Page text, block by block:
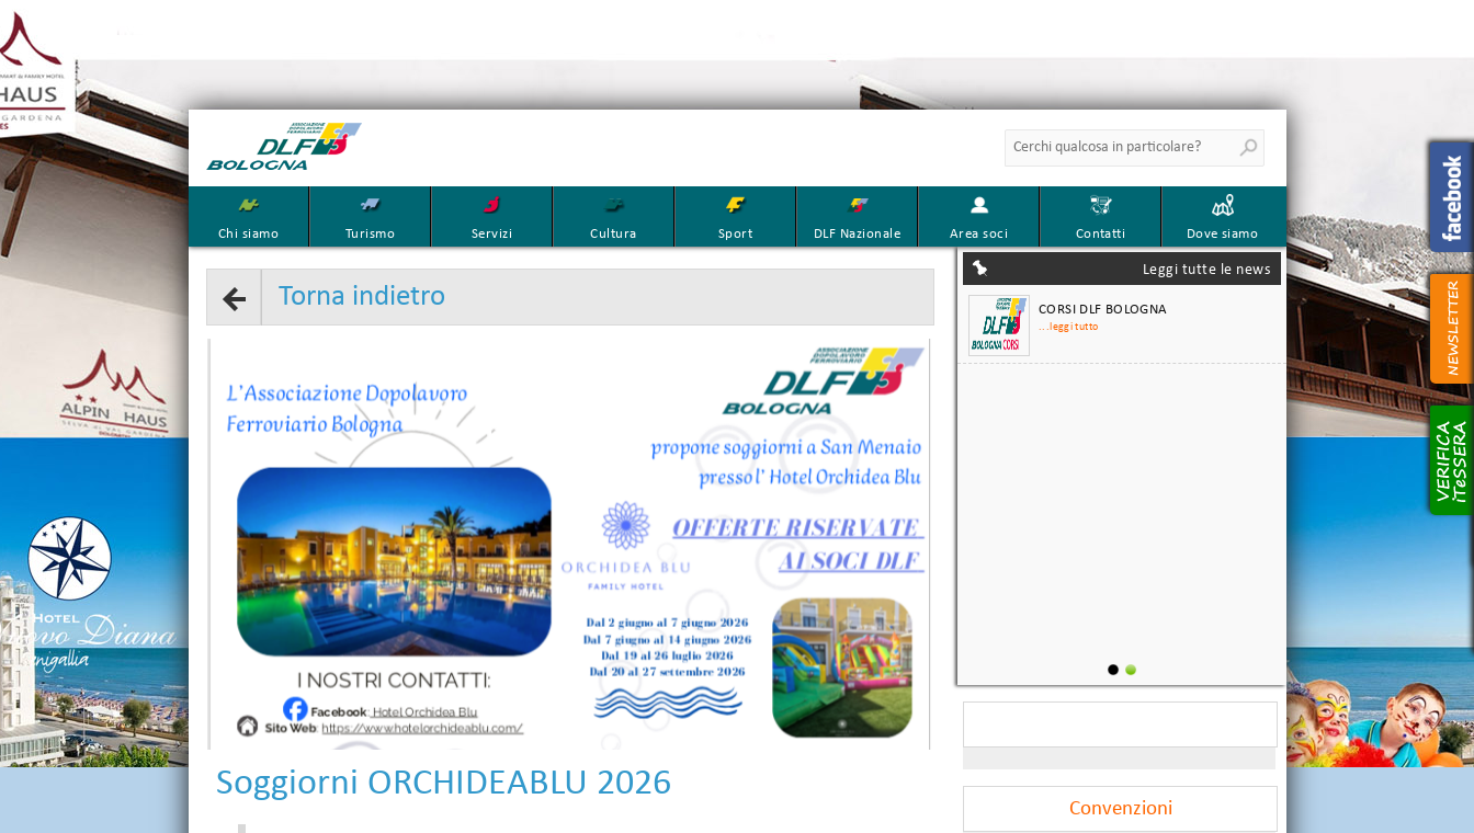
Chi siamo Turismo Servizi Cultura Sport DLF Nazionale Area soci Contatti Dove siamo
Torna indietro
Soggiorni ORCHIDEABLU 2026
Leggi tutte le news
Ferrovieri e Pensionati
Corsi Fumetto - illustrazione
2025-2026
CORSI DLF BOLOGNA
...leggi tutto
Convenzioni